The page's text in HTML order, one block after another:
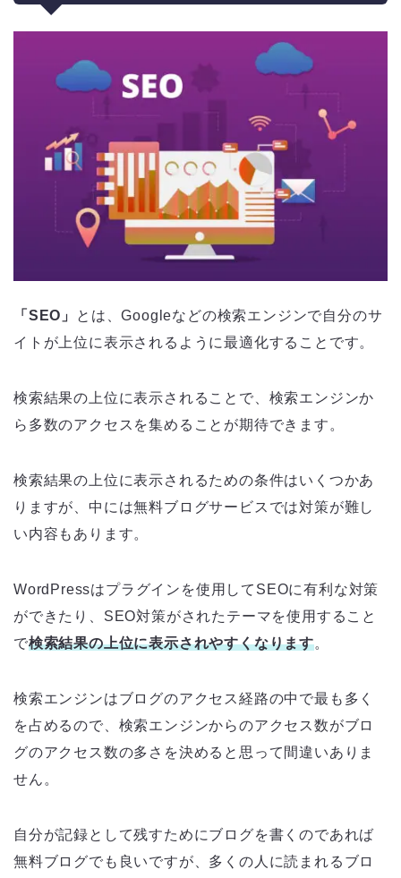
「SEO」
とは、Googleなどの検索エンジンで自分のサ
イトが上位に表示されるように最適化することです。
検索結果の上位に表示されることで、検索エンジンか
ら多数のアクセスを集めることが期待できます。
検索結果の上位に表示されるための条件はいくつかあ
りますが、中には無料ブログサービスでは対策が難し
い内容もあります。
WordPressはプラグインを使用してSEOに有利な対策
ができたり、SEO対策がされたテーマを使用すること
で検索結果の上位に表示されやすくなります。
検索エンジンはブログのアクセス経路の中で最も多く
を占めるので、検索エンジンからのアクセス数がブロ
グのアクセス数の多さを決めると思って間違いありま
せん。
自分が記録として残すためにブログを書くのであれば
無料ブログでも良いですが、多くの人に読まれるブロ